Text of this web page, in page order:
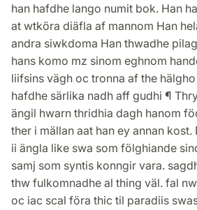
han hafdhe lango numit bok. Han
at wtköra diäfla af mannom Han
andra siwkdoma Han thwadhe
hans komo mz sinom eghnom
liifsins vägh oc tronna af the
hafdhe särlika nadh aff gudhi ¶
ängil hwarn thridhia dagh hanom
ther i mällan aat han ey annan
ii ängla like swa som fölghiande
samj som syntis konngir vara.
thw fulkomnadhe al thing väl. fal
oc iac scal föra thic til paradiis